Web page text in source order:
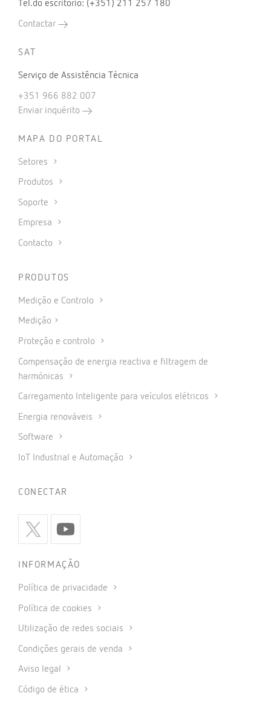
Tel.do escritorio: (+351) 211 257 180
Contactar
SAT
Serviço de Assistência Técnica
+351 966 882 007
Enviar inquérito
MAPA DO PORTAL
Setores
Produtos
Soporte
Empresa
Contacto
PRODUTOS
Medição e Controlo
Medição
Proteção e controlo
Compensação de energia reactiva e filtragem de
harmónicas
Carregamento Inteligente para veículos elétricos
Energia renováveis
Software
IoT Industrial e Automação
CONECTAR
INFORMAÇÃO
Política de privacidade
Política de cookies
Utilização de redes sociais
Condições gerais de venda
Aviso legal
Código de ética